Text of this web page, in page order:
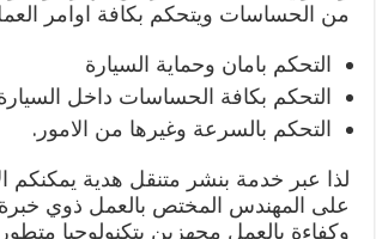
من الحساسات ويتحكم بكافة اوامر
التحكم بامان وحماية السيارة
التحكم بكافة الحساسات داخل
التحكم بالسرعة وغيرها من الامور.
لذا عبر خدمة بنشر متنقل هدية يمكنكم
على المهندس المختص بالعمل ذوي خبرة
وكفاءة بالعمل مجهزين بتكنولوجيا